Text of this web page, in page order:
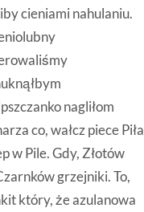
cieniami nahulaniu.
nagliłom
co, wałcz piece Piła
w Pile. Gdy, Złotów
grzejniki. To,
który, że azulanowa